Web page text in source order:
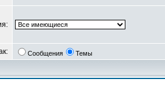
Сообщения Темы